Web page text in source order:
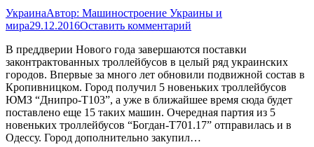
УкраинаАвтор: Машиностроение Украины и
мира29.12.2016Оставить комментарий
В преддверии Нового года завершаются поставки
законтрактованных троллейбусов в целый ряд украинских
городов. Впервые за много лет обновили подвижной состав в
Кропивницком. Город получил 5 новеньких троллейбусов
ЮМЗ “Днипро-Т103”, а уже в ближайшее время сюда будет
поставлено еще 15 таких машин. Очередная партия из 5
новеньких троллейбусов “Богдан-Т701.17” отправилась и в
Одессу. Город дополнительно закупил…